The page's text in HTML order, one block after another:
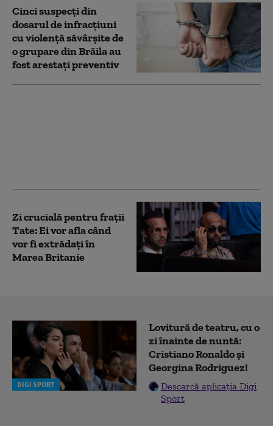
Cinci suspecți din
dosarul de infracțiuni
cu violență săvârșite de
o grupare din Brăila au
fost arestați preventiv
Zi crucială pentru frații
Tate: Ei vor afla când
vor fi extrădați în
Marea Britanie
DIGI SPORT
Lovitură de teatru, cu o
zi înainte de nuntă:
Cristiano Ronaldo și
Georgina Rodriguez!
Descarcă aplicația Digi
Sport